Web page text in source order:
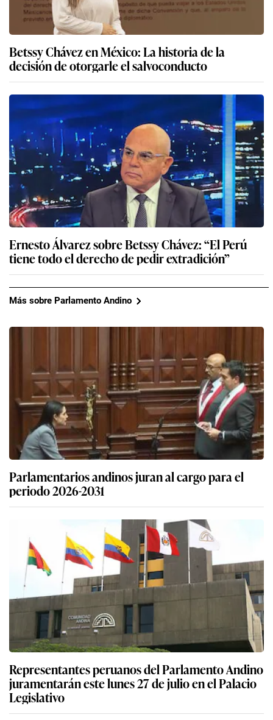
Betssy Chávez en México: La historia de la
decisión de otorgarle el salvoconducto
Ernesto Álvarez sobre Betssy Chávez: “El Perú
tiene todo el derecho de pedir extradición”
Más sobre Parlamento Andino
Parlamentarios andinos juran al cargo para el
periodo 2026-2031
Representantes peruanos del Parlamento Andino
juramentarán este lunes 27 de julio en el Palacio
Legislativo